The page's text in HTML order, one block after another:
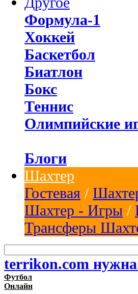
Формула-1
Хоккей
Баскетбол
Биатлон
Бокс
Теннис
Олимпийские
Блоги
Шахтер
Гостевая /
Шахтер - Игры /
Трансферы
terrikon.com
Футбол
Онлайн